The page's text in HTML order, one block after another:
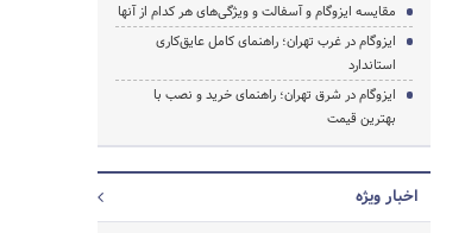
مقایسه ایزوگام و آسفالت و ویژگی‌های هر کدام از آنها
ایزوگام در غرب تهران؛ راهنمای کامل عایق‌کاری
استاندارد
ایزوگام در شرق تهران؛ راهنمای خرید و نصب با
بهترین قیمت
اخبار ویژه